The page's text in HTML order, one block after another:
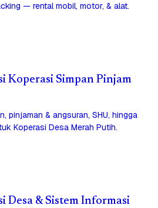
— rental mobil, motor, & alat.
Koperasi Simpan Pinjam
pinjaman & angsuran, SHU, hingga
Koperasi Desa Merah Putih.
Desa & Sistem Informasi